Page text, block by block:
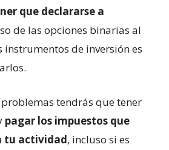
que declararse a
de las opciones binarias al
de inversión es
tendrás que tener
pagar los impuestos que
tu actividad, incluso si es